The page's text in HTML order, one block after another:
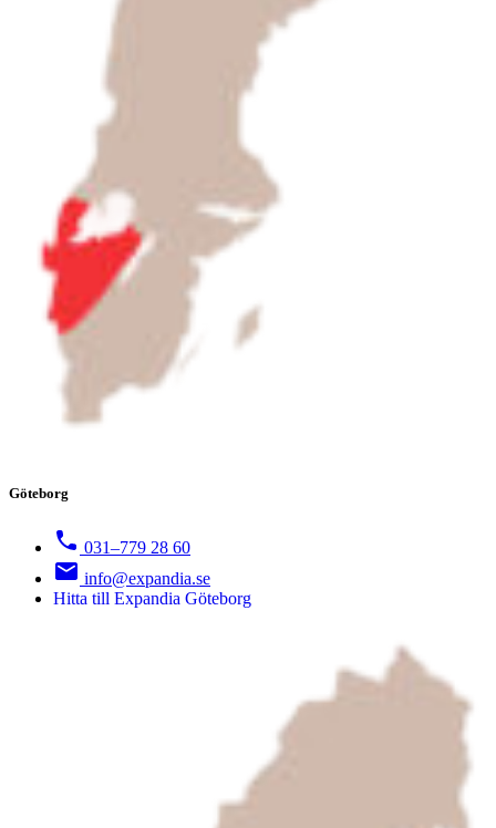
Göteborg
031–779 28 60
info@expandia.se
Hitta till Expandia Göteborg